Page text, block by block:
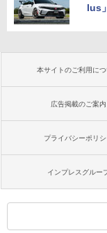
lus
本サイトのご利用につ
広告掲載のご案内
プライバシーポリシ
インプレスグルー